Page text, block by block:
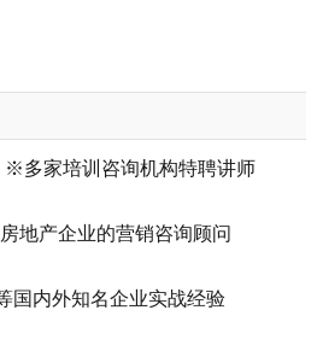
家培训咨询机构特聘讲师
产企业的营销咨询顾问
内外知名企业实战经验